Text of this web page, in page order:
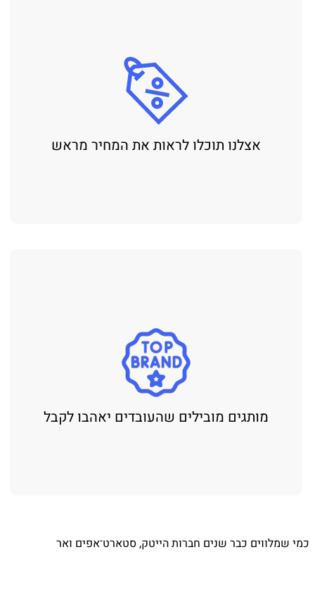
אצלנו תוכלו לראות את המחיר מראש
מותגים מובילים שהעובדים יאהבו לקבל
שמלווים כבר שנים חברות הייטק, סטארט־אפים ואר